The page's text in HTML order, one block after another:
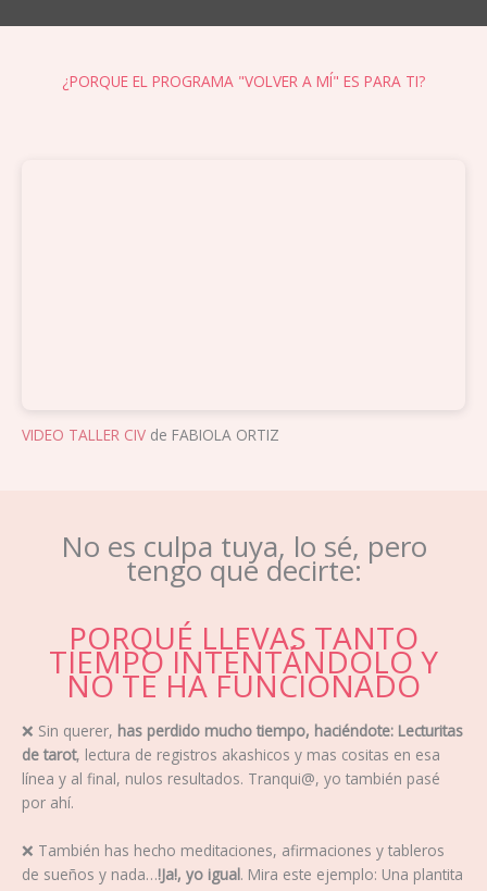
¿PORQUE EL PROGRAMA "VOLVER A MÍ" ES PARA TI?
VIDEO TALLER CIV de FABIOLA ORTIZ
No es culpa tuya, lo sé, pero
tengo que decirte:
PORQUÉ LLEVAS TANTO
TIEMPO INTENTÁNDOLO Y
NO TE HA FUNCIONADO
❌ Sin querer, has perdido mucho tiempo, haciéndote: Lecturitas
de tarot, lectura de registros akashicos y mas cositas en esa
línea y al final, nulos resultados. Tranqui@, yo también pasé
por ahí.
❌ También has hecho meditaciones, afirmaciones y tableros
de sueños y nada…!Ja!, yo igual. Mira este ejemplo: Una plantita